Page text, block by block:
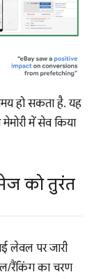
हो सकता है. यह
में सेव किया
को तुरंत
लेवल पर जारी
रैंकिंग का चरण